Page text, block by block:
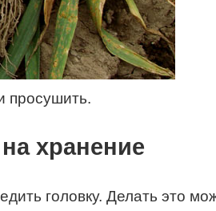
просушить.
хранение
головку. Делать это